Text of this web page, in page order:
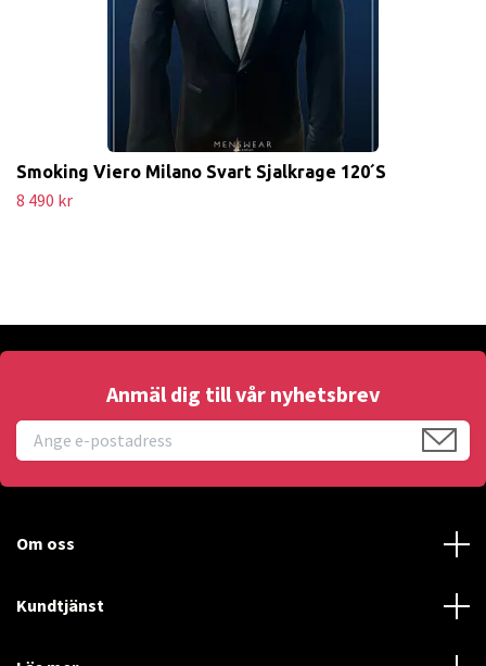
Smoking Viero Milano Svart Sjalkrage 120´S
8 490 kr
Anmäl dig till vår nyhetsbrev
Om oss
Kundtjänst